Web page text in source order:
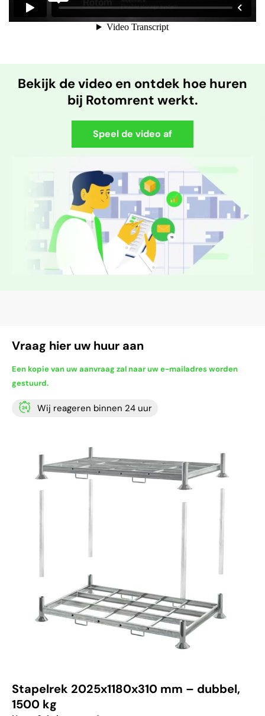
Bekijk de video en ontdek hoe huren
bij Rotomrent werkt.
Speel de video af
Vraag hier uw huur aan
Een kopie van uw aanvraag zal naar uw e-mailadres worden
gestuurd.
Wij reageren binnen 24 uur
Stapelrek 2025x1180x310 mm – dubbel,
1500 kg